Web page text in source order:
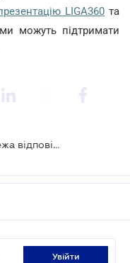
LIGA360 та
можуть підтримати
МСФЗ vs податки: де проходить межа відповідальності бізнесу – в новому випуску TAX Podcast
увійти